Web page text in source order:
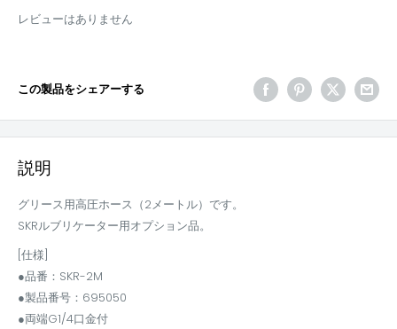
レビューはありません
この製品をシェアーする
説明
グリース用高圧ホース（2メートル）です。
SKRルブリケーター用オプション品。
[仕様]
●品番：SKR-2M
●製品番号：695050
●両端G1/4口金付